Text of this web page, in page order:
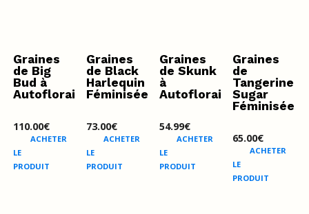
Graines
de Big
Bud à
Autofloraison
110.00€
ACHETER
LE
PRODUIT
Graines
de Black
Harlequin
Féminisée
73.00€
ACHETER
LE
PRODUIT
Graines
de Skunk
à
Autofloraison
54.99€
ACHETER
LE
PRODUIT
Graines
de
Tangerine
Sugar
Féminisées
65.00€
ACHETER
LE
PRODUIT